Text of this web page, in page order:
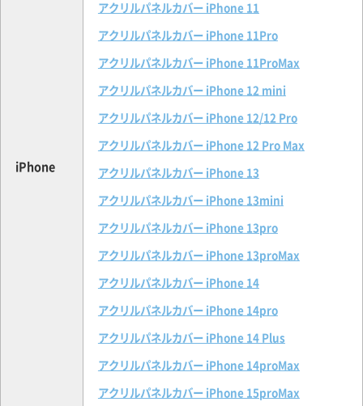
iPhone
アクリルパネルカバー iPhone 11
アクリルパネルカバー iPhone 11Pro
アクリルパネルカバー iPhone 11ProMax
アクリルパネルカバー iPhone 12 mini
アクリルパネルカバー iPhone 12/12 Pro
アクリルパネルカバー iPhone 12 Pro Max
アクリルパネルカバー iPhone 13
アクリルパネルカバー iPhone 13mini
アクリルパネルカバー iPhone 13pro
アクリルパネルカバー iPhone 13proMax
アクリルパネルカバー iPhone 14
アクリルパネルカバー iPhone 14pro
アクリルパネルカバー iPhone 14 Plus
アクリルパネルカバー iPhone 14proMax
アクリルパネルカバー iPhone 15proMax